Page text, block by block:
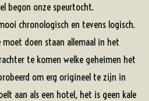
begon onze speurtocht.
chronologisch en tevens logisch.
doen staan allemaal in het
te komen welke geheimen het
om erg origineel te zijn in
aan als een hotel, het is geen kale